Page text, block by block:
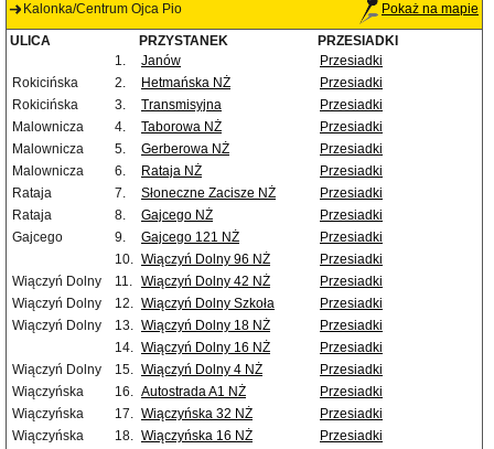
Kalonka/Centrum Ojca Pio Pokaż na mapie
ULICA PRZYSTANEK
PRZESIADKI
1.
Janów
Przesiadki
Rokicińska
2. Hetmańska NŻ
Przesiadki
Rokicińska
3. Transmisyjna
Przesiadki
Malownicza
4. Taborowa NŻ
Przesiadki
Malownicza
5. Gerberowa NŻ
Przesiadki
Malownicza
6. Rataja NŻ
Przesiadki
Rataja
7. Słoneczne Zacisze NŻ
Przesiadki
Rataja
8. Gajcego NŻ
Przesiadki
Gajcego
9. Gajcego 121 NŻ
Przesiadki
10. Wiączyń Dolny 96 NŻ
Przesiadki
Wiączyń Dolny
11. Wiączyń Dolny 42 NŻ
Przesiadki
Wiączyń Dolny
12. Wiączyń Dolny Szkoła
Przesiadki
Wiączyń Dolny
13. Wiączyń Dolny 18 NŻ
Przesiadki
14. Wiączyń Dolny 16 NŻ
Przesiadki
Wiączyń Dolny
15. Wiączyń Dolny 4 NŻ
Przesiadki
Wiączyńska
16. Autostrada A1 NŻ
Przesiadki
Wiączyńska
17. Wiączyńska 32 NŻ
Przesiadki
Wiączyńska
18. Wiączyńska 16 NŻ
Przesiadki